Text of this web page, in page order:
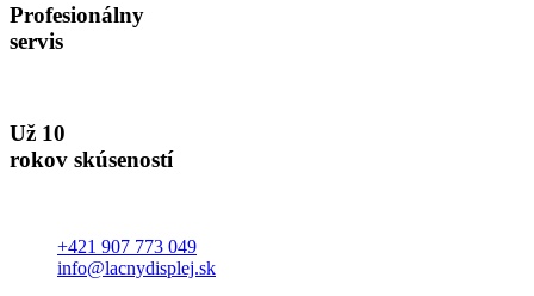
Profesionálny
servis
Už 10
rokov skúseností
+421 907 773 049
info@lacnydisplej.sk